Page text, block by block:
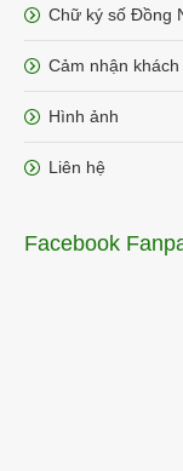
Chữ ký số Đồng
Cảm nhận khách
Hình ảnh
Liên hệ
Facebook